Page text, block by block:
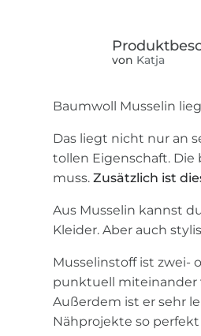
von Katja
Baumwoll Musselin
Das liegt nicht nur an
tollen Eigenschaft.
muss.Zusätzlich ist
Aus Musselin kannst
Kleider. Aber auch
Musselinstoff ist zwei-
punktuell miteinander
Außerdem ist er sehr
Nähprojekte so